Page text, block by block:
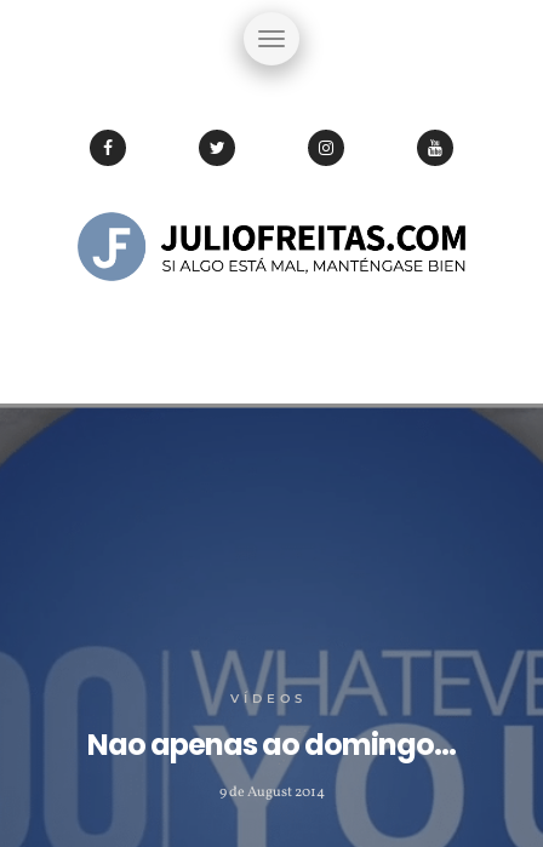
VÍDEOS
Nao apenas ao domingo…
9 de August 2014